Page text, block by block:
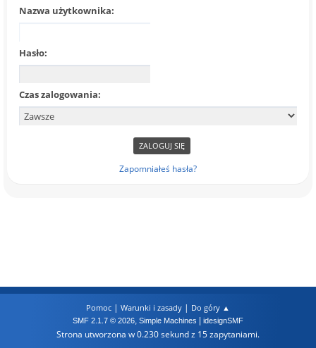
Nazwa użytkownika:
Hasło:
Czas zalogowania:
Zapomniałeś hasła?
Pomoc | Warunki i zasady | Do góry ▲
SMF 2.1.7 © 2026, Simple Machines idesignSMF
Strona utworzona w 0.230 sekund z 15 zapytaniami.